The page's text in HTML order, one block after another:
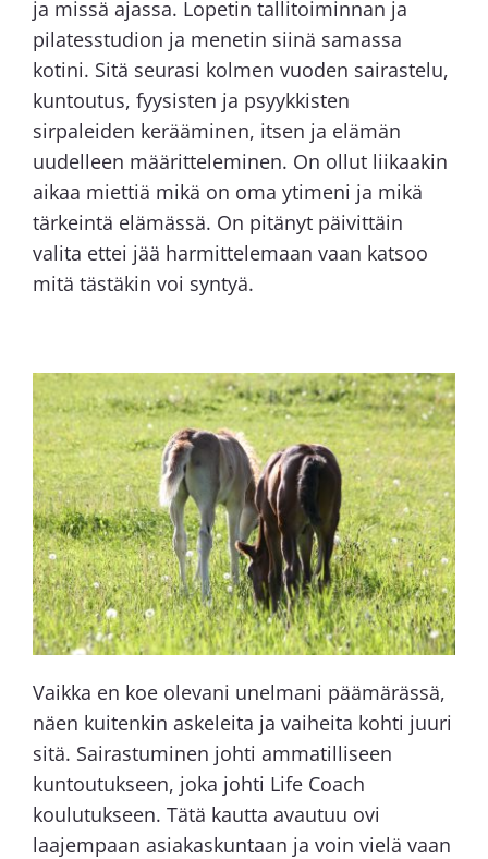
ja missä ajassa. Lopetin tallitoiminnan ja
pilatesstudion ja menetin siinä samassa
kotini. Sitä seurasi kolmen vuoden sairastelu,
kuntoutus, fyysisten ja psyykkisten
sirpaleiden kerääminen, itsen ja elämän
uudelleen määritteleminen. On ollut liikaakin
aikaa miettiä mikä on oma ytimeni ja mikä
tärkeintä elämässä. On pitänyt päivittäin
valita ettei jää harmittelemaan vaan katsoo
mitä tästäkin voi syntyä.
Vaikka en koe olevani unelmani päämärässä,
näen kuitenkin askeleita ja vaiheita kohti juuri
sitä. Sairastuminen johti ammatilliseen
kuntoutukseen, joka johti Life Coach
koulutukseen. Tätä kautta avautuu ovi
laajempaan asiakaskuntaan ja voin vielä vaan